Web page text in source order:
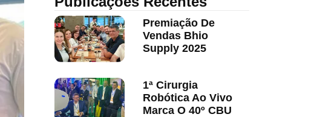
Premiação De
Vendas Bhio
Supply 2025
1ª Cirurgia
Robótica Ao Vivo
Marca O 40º CBU